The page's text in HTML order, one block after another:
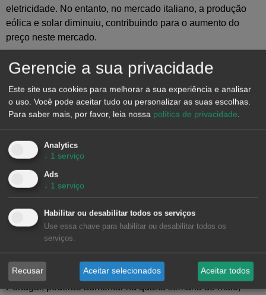
eletricidade. No entanto, no mercado italiano, a produção
eólica e solar diminuiu, contribuindo para o aumento do
preço neste mercado.
previsões de preços
eletricidade, como a Alemanha, Espanha, Holanda e
Portugal, poderão aumentar na quarta semana de maio,
Gerencie a sua privacidade
Este site usa cookies para melhorar a sua experiência e analisar
o uso. Você pode aceitar tudo ou personalizar as suas escolhas.
Para saber mais, por favor, leia nossa política de privacidade.
Analytics
↓ 1 serviço
Ads
↓ 1 serviço
Habilitar ou desabilitar todos os serviços
Use essa chave para habilitar ou desabilitar todos os
serviços.
Recusar Aceitar selecionados Aceitar todos